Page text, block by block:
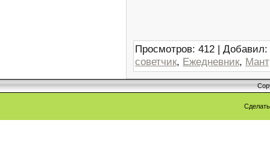
Просмотров: 412 | Добавил:
советчик, Ежедневник,